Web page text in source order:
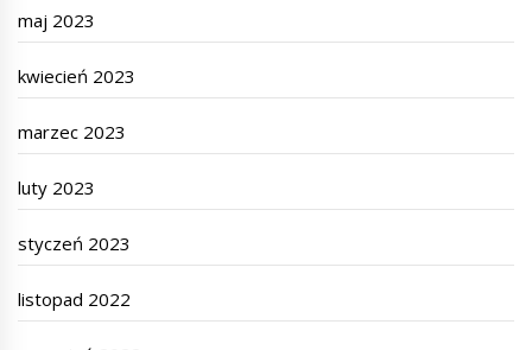
maj 2023
kwiecień 2023
marzec 2023
luty 2023
styczeń 2023
listopad 2022